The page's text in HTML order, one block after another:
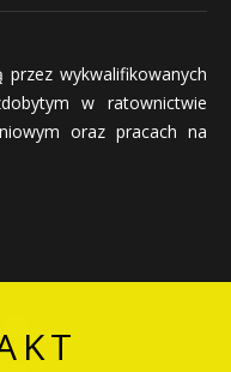
wykwalifikowanych
w ratownictwie
oraz pracach na